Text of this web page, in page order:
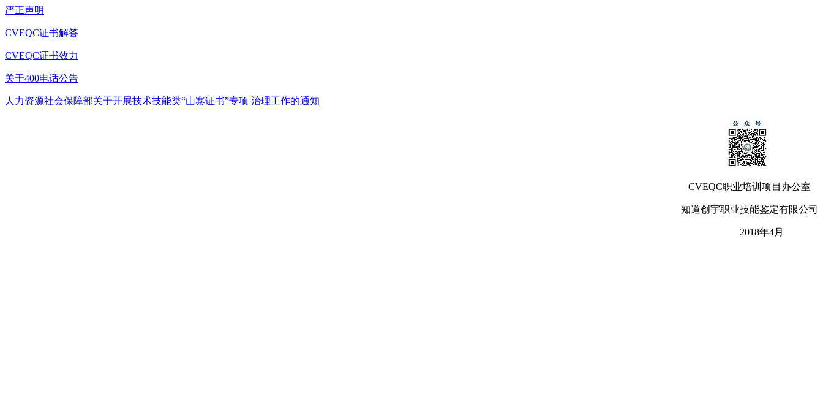
严正声明
CVEQC证书解答
CVEQC证书效力
关于400电话公告
人力资源社会保障部关于开展技术技能类“山寨证书”专项 治理工作的通知
CVEQC职业培训项目办公室
知道创宇职业技能鉴定有限公司
2018年4月